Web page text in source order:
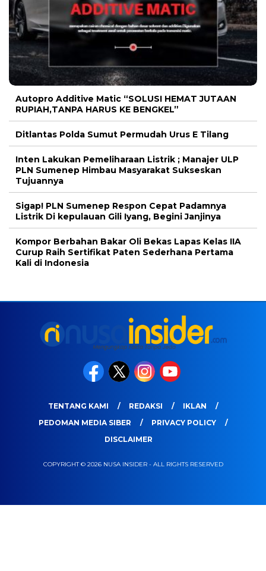
Autopro Additive Matic “SOLUSI HEMAT JUTAAN
RUPIAH,TANPA HARUS KE BENGKEL”
Ditlantas Polda Sumut Permudah Urus E Tilang
Inten Lakukan Pemeliharaan Listrik ; Manajer ULP
PLN Sumenep Himbau Masyarakat Sukseskan
Tujuannya
Sigap! PLN Sumenep Respon Cepat Padamnya
Listrik Di kepulauan Gili Iyang, Begini Janjinya
Kompor Berbahan Bakar Oli Bekas Lapas Kelas IIA
Curup Raih Sertifikat Paten Sederhana Pertama
Kali di Indonesia
TENTANG KAMI REDAKSI
IKLAN
PEDOMAN MEDIA SIBER
PRIVACY POLICY
DISCLAIMER
COPYRIGHT © 2026 NUSA INSIDER - ALL RIGHTS RESERVED